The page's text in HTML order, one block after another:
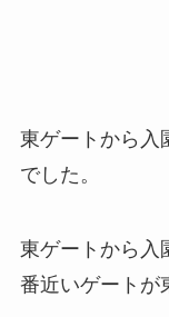
東ゲートから入
でした。
東ゲートから入
番近いゲートが